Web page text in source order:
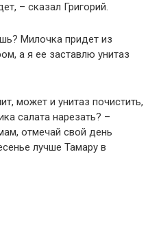
– сказал Григорий.
Милочка придет из
а я ее заставлю унитаз
может и унитаз почистить,
салата нарезать? –
отмечай свой день
лучше Тамару в